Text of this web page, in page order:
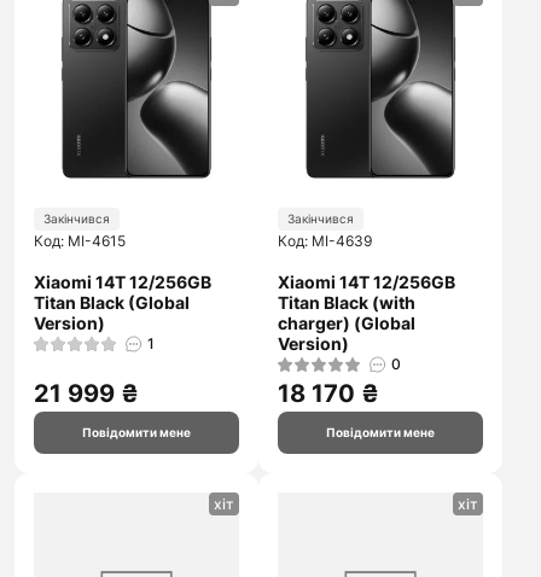
Закінчився
Код: MI-4615
Xiaomi 14T 12/256GB
Titan Black (Global
Version)
1
21 999 ₴
Повідомити мене
Закінчився
Код: MI-4639
Xiaomi 14T 12/256GB
Titan Black (with
charger) (Global
Version)
0
18 170 ₴
Повідомити мене
хіт хіт